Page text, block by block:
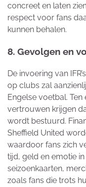
concreet en laten
respect voor fans
kunnen behalen.
8. Gevolgen en
De invoering van
op clubs zal
Engelse voetbal.
vertrouwen krijgen
wordt bestuurd.
Sheffield United
waardoor fans zich
tijd, geld en emotie
seizoenkaarten,
zoals fans die trots